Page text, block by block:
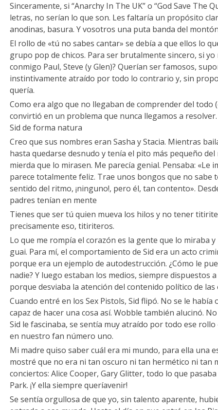
Sinceramente, si “Anarchy In The UK” o “God Save The
letras, no serían lo que son. Les faltaría un propósito
anodinas, basura. Y vosotros una puta banda del
El rollo de «tú no sabes cantar» se debía a que ellos lo
grupo pop de chicos. Para ser brutalmente sincero, si
conmigo Paul, Steve (y Glen)? Querían ser famosos,
instintivamente atraído por todo lo contrario y, sin
quería.
Como era algo que no llegaban de comprender del todo
convirtió en un problema que nunca llegamos a
Sid de forma natura
Creo que sus nombres eran Sasha y Stacia. Mientras
hasta quedarse desnudo y tenía el pito más pequeño
mierda que lo mirasen. Me parecía genial. Pensaba: «Le
parece totalmente feliz. Trae unos bongos que no
sentido del ritmo, ¡ninguno!, pero él, tan contento».
padres tenían en mente
Tienes que ser tú quien mueva los hilos y no tener
precisamente eso, titiriteros.
Lo que me rompía el corazón es la gente que lo miraba
guai. Para mí, el comportamiento de Sid era un acto
porque era un ejemplo de autodestrucción. ¿Cómo le
nadie? Y luego estaban los medios, siempre dispuestos
porque desviaba la atención del contenido político de las
Cuando entré en los Sex Pistols, Sid flipó. No se le
capaz de hacer una cosa así. Wobble también alucinó.
Sid le fascinaba, se sentía muy atraído por todo ese
en nuestro fan número uno.
Mi madre quiso saber cuál era mi mundo, para ella una
mostré que no era ni tan oscuro ni tan hermético ni tan
conciertos: Alice Cooper, Gary Glitter, todo lo que
Park. ¡Y ella siempre queríavenir!
Se sentía orgullosa de que yo, sin talento aparente,